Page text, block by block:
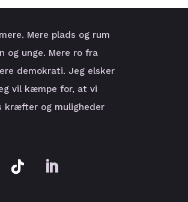
Mere plads og rum
og unge. Mere ro fra
demokrati. Jeg elsker
vil kæmpe for, at vi
kræfter og muligheder